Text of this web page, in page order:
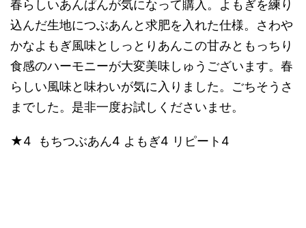
春らしいあんぱんが気になって購入。よもぎを練り
込んだ生地につぶあんと求肥を入れた仕様。さわや
かなよもぎ風味としっとりあんこの甘みともっちり
食感のハーモニーが大変美味しゅうございます。春
らしい風味と味わいが気に入りました。ごちそうさ
までした。是非一度お試しくださいませ。
★4 もちつぶあん4 よもぎ4 リピート4